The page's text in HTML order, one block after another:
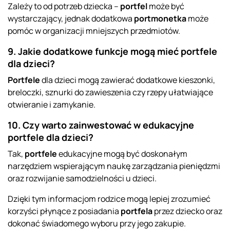
Zależy to od potrzeb dziecka – portfelmoże być
wystarczający, jednak dodatkowa portmonetkamoże
pomóc w organizacji mniejszych przedmiotów.
9. Jakie dodatkowe funkcje mogą mieć portfele
dla dzieci?
Portfeledla dzieci mogą zawierać dodatkowe kieszonki,
breloczki, sznurki do zawieszenia czy rzepy ułatwiające
otwieranie i zamykanie.
10. Czy warto zainwestować w edukacyjne
portfele dla dzieci?
Tak, portfeleedukacyjne mogą być doskonałym
narzędziem wspierającym naukę zarządzania pieniędzmi
oraz rozwijanie samodzielności u dzieci.
Dzięki tym informacjom rodzice mogą lepiej zrozumieć
korzyści płynące z posiadania portfelaprzez dziecko oraz
dokonać świadomego wyboru przy jego zakupie.